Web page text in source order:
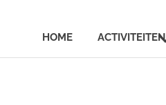
HOME ACTIVITEITEN